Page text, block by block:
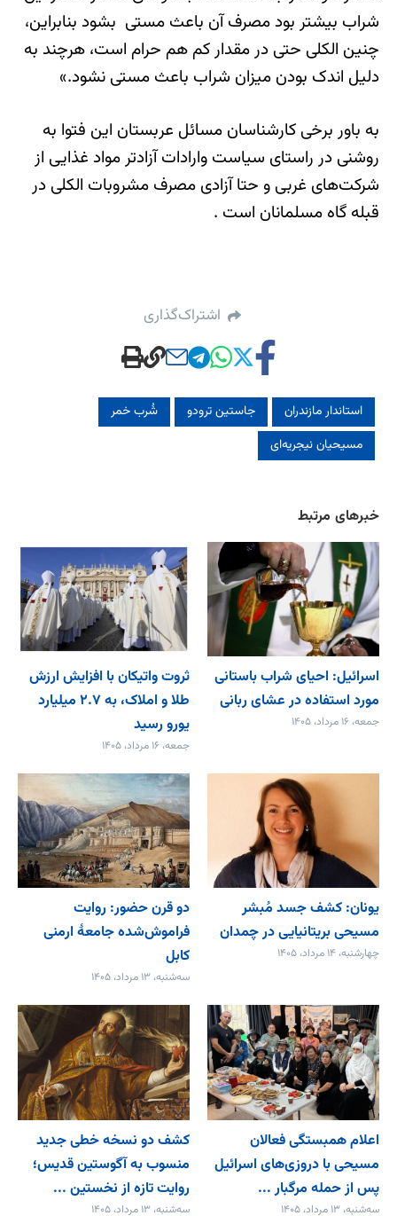
شراب بیشتر بود مصرف آن باعث مستی بشود بنابراین،
چنین الکلی حتی در مقدار کم هم حرام است، هرچند به
دلیل اندک بودن میزان شراب باعث مستی نشود.»
به باور برخی کارشناسان مسائل عربستان این فتوا به
روشنی در راستای سیاست وارادات آزادتر مواد غذایی از
شرکت‌های غربی و حتا آزادی مصرف مشروبات الکلی در
قبله گاه مسلمانان است .
اشتراک‌گذاری
استاندار مازندران جاستین ترودو
شُرب خمر
مسیحیان نیجریه‌ای
خبرهای مرتبط
اسرائیل: احیای شراب باستانی
مورد استفاده در عشای ربانی
جمعه، ۱۶ مرداد، ۱۴۰۵
ثروت واتیکان با افزایش ارزش
طلا و املاک، به ۲.۷ میلیارد
یورو رسید
جمعه، ۱۶ مرداد، ۱۴۰۵
یونان: کشف جسد مُبشر
مسیحی بریتانیایی در چمدان
چهارشنبه، ۱۴ مرداد، ۱۴۰۵
دو قرن حضور: روایت
فراموش‌شده جامعۀ ارمنی
کابل
سه‌شنبه، ۱۳ مرداد، ۱۴۰۵
اعلام همبستگی فعالان
مسیحی با دروزی‌های اسرائیل
پس از حمله مرگبار ...
سه‌شنبه، ۱۳ مرداد، ۱۴۰۵
کشف دو نسخه خطی جدید
منسوب به آگوستین قدیس؛
روایت تازه از نخستین ...
سه‌شنبه، ۱۳ مرداد، ۱۴۰۵